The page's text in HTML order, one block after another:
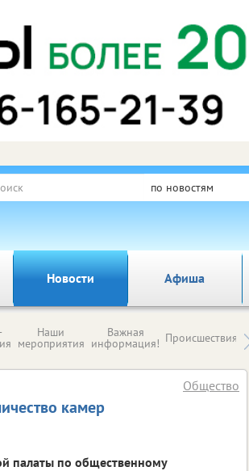
по новостям
Новости Афиша
Наши
мероприятия
Важная
информация! Происшествия
камер
Общество
палаты по общественному